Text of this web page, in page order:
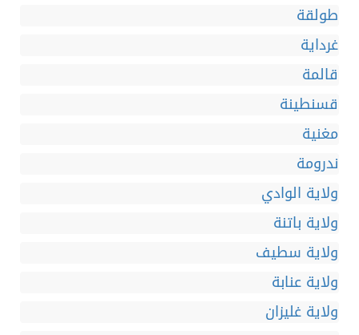
طولقة
غرداية
قالمة
قسنطينة
مغنية
ندرومة
ولاية الوادي
ولاية باتنة
ولاية سطيف
ولاية عنابة
ولاية غليزان